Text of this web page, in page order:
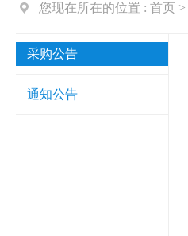
您现在所在的位置 : 首页 >
采购公告
通知公告